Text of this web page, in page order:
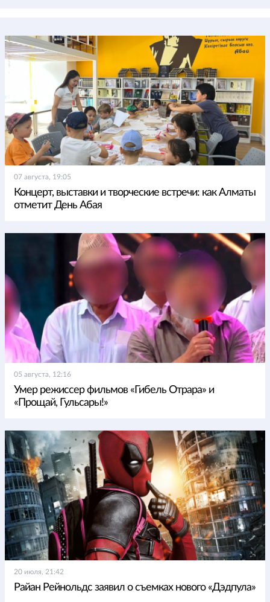
07 августа, 19:05
Концерт, выставки и творческие встречи: как Алматы
отметит День Абая
05 августа, 12:16
Умер режиссер фильмов «Гибель Отрара» и
«Прощай, Гульсары!»
20 июля, 21:42
Райан Рейнольдс заявил о съемках нового «Дэдпула»